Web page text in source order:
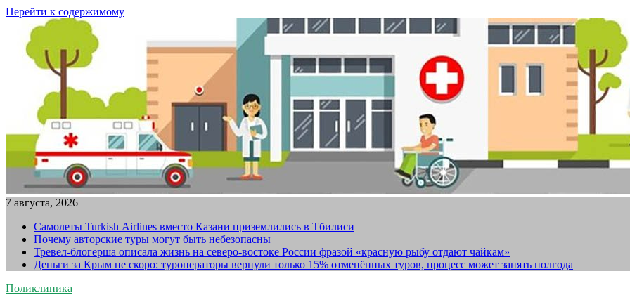
Перейти к содержимому
7 августа, 2026
Самолеты Turkish Airlines вместо Казани приземлились в Тбилиси
Почему авторские туры могут быть небезопасны
Тревел-блогерша описала жизнь на северо-востоке России фразой «красную рыбу отдают чайкам»
Деньги за Крым не скоро: туроператоры вернули только 15% отменённых туров, процесс может занять полгода
Поликлиника